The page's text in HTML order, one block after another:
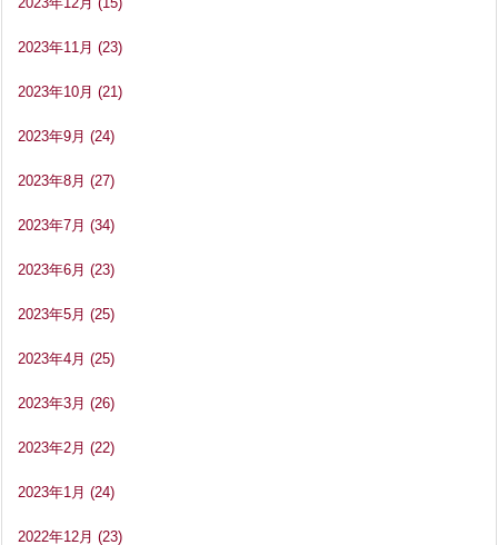
2023年11月 (23)
2023年10月 (21)
2023年9月 (24)
2023年8月 (27)
2023年7月 (34)
2023年6月 (23)
2023年5月 (25)
2023年4月 (25)
2023年3月 (26)
2023年2月 (22)
2023年1月 (24)
2022年12月 (23)